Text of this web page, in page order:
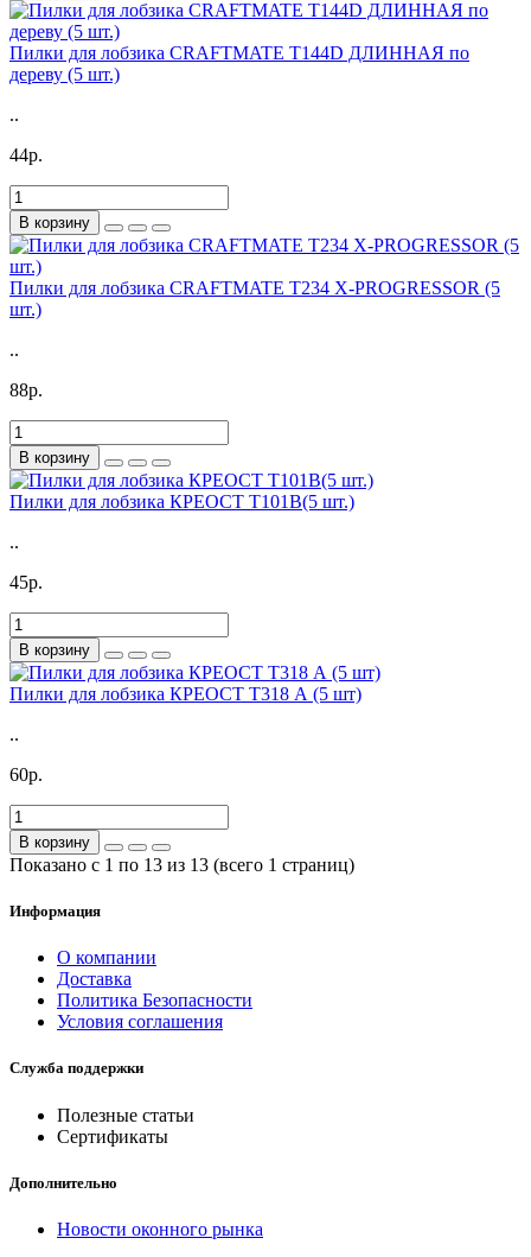
Пилки для лобзика CRAFTMATE T144D ДЛИННАЯ по
дереву (5 шт.)
..
44р.
В корзину
Пилки для лобзика CRAFTMATE T234 X-PROGRESSOR (5
шт.)
..
88р.
В корзину
Пилки для лобзика КРЕОСТ T101B(5 шт.)
..
45р.
В корзину
Пилки для лобзика КРЕОСТ T318 А (5 шт)
..
60р.
В корзину
Показано с 1 по 13 из 13 (всего 1 страниц)
Информация
О компании
Доставка
Политика Безопасности
Условия соглашения
Служба поддержки
Полезные статьи
Сертификаты
Дополнительно
Новости оконного рынка